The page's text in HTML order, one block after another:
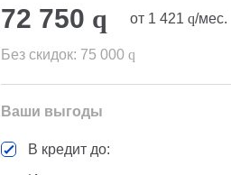
72 750 q от 1 421 q/мес.
Без скидок: 75 000 q
Ваши выгоды
В кредит до: